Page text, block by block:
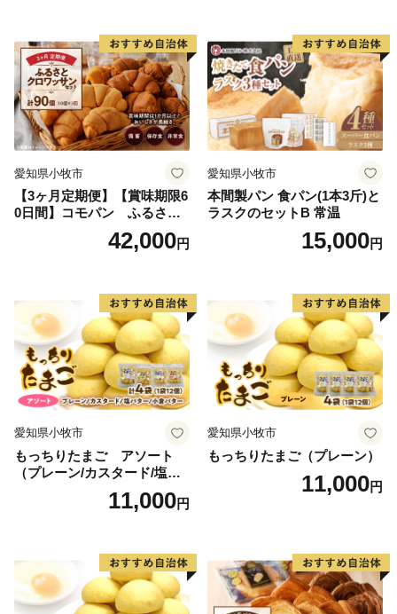
愛知県小牧市
【3ヶ月定期便】【賞味期限6
0日間】コモパン ふるさと
クロワッサンセット（計90
個）／災害用備蓄 保存食 非
42,000円
愛知県小牧市
本間製パン 食パン(1本3斤)と
ラスクのセットB 常温
15,000円
愛知県小牧市
もっちりたまご アソート
（プレーン/カスタード/塩バ
ター/小倉バター）11,000円
愛知県小牧市
もっちりたまご（プレーン）
11,000円